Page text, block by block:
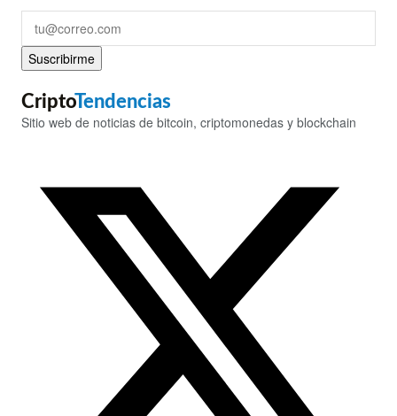
Suscribirme
CriptoTendencias
Sitio web de noticias de bitcoin, criptomonedas y blockchain